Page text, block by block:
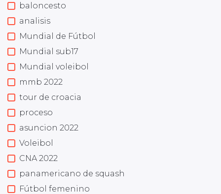
baloncesto
analisis
Mundial de Fútbol
Mundial sub17
Mundial voleibol
mmb 2022
tour de croacia
proceso
asuncion 2022
Voleibol
CNA 2022
panamericano de squash
Fútbol femenino